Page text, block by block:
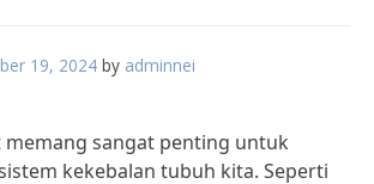
19, 2024 by adminnei
memang sangat penting untuk
kekebalan tubuh kita. Seperti